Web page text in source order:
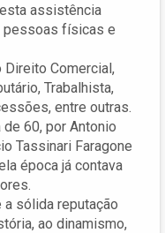
assistência
pessoas físicas e
Comercial,
Trabalhista,
entre outras.
60, por Antonio
Tassinari Faragone
época já contava
a sólida reputação
ao dinamismo,